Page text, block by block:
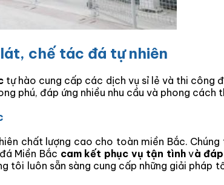
chế tác đá tự nhiên
tự hào cung cấp các dịch vụ sỉ lẻ và thi công
phú, đáp ứng nhiều nhu cầu và phong cách
chất lượng cao cho toàn miền Bắc.
Miền Bắc cam kết phục vụ tận tìnhvà
tôi luôn sẵn sàng cung cấp những giải